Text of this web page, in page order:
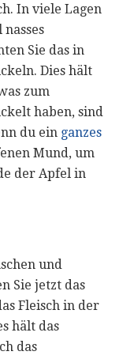
In viele Lagen
Sie das in
Dies hält
zum
haben, sind
du ein ganzes
Mund, um
der Apfel in
und
Sie jetzt das
Fleisch in der
hält das
das